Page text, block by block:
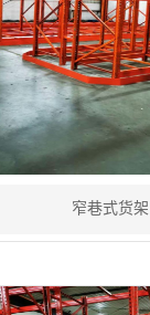
窄巷式货架